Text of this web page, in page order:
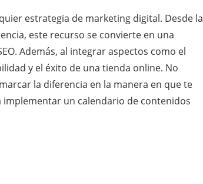
estrategia de marketing digital. Desde la
este recurso se convierte en una
Además, al integrar aspectos como el
y el éxito de una tienda online. No
la diferencia en la manera en que te
implementar un calendario de contenidos